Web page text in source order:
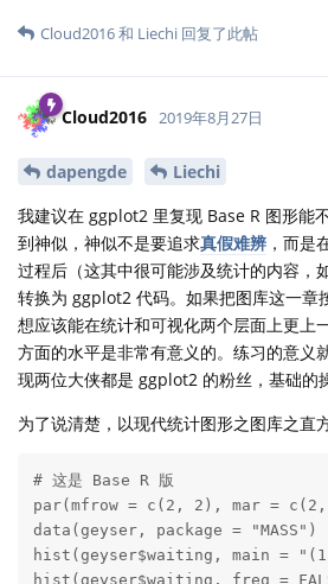
Cloud2016和 Liechi 回复了此帖
Cloud2016 2019年8月27日
dapengde
Liechi
我建议在 ggplot2 里复现 Base R 图形能
到神似，神似不是要追求真假难辨 ，而是
过程后（这其中很可能涉及统计的内容，
转换为 ggplot2 代码。如果把图库这一章
想应该能在统计和可视化两个层面上更上
方面的水平是非常有意义的。练习的意义
现两位大侠都是 ggplot2 的粉丝，基础的
为了说清楚，以现代统计图形之图库之直
# 这是 Base R 版
par(mfrow = c(2, 2), mar =
data(geyser, package = "MASS")
hist(geyser$waiting, main =
hist(geyser$waiting, freq =